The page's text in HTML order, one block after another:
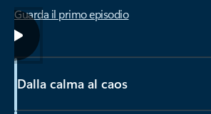
Guarda il primo episodio
Dalla calma al caos